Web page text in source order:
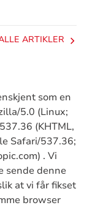
ARTIKLER
som en
5.0 (Linux;
(KHTML,
Safari/537.36;
. Vi
sende denne
at vi får fikset
browser